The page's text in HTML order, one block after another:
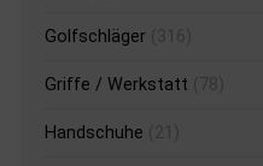
Golfschläger
Griffe / Werkstatt
Handschuhe